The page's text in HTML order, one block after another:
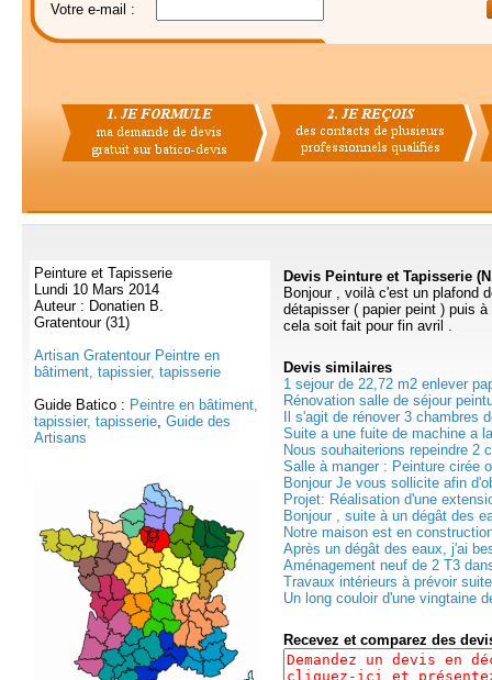
Votre e-mail :
Peinture et Tapisserie
Lundi 10 Mars 2014
Auteur : Donatien B.
Gratentour (31)
Artisan Gratentour Peintre en
bâtiment, tapissier, tapisserie
Guide Batico : Peintre en bâtiment,
tapissier, tapisserie, Guide des
Artisans
Devis Peinture et Tapisserie
Bonjour , voilà c'est un plafond
détapisser ( papier peint ) puis
cela soit fait pour fin avril .
Devis similaires
1 sejour de 22,72 m2 enlever
Rénovation salle de séjour
Il s'agit de rénover 3 chambres
Suite a une fuite de machine a
Nous souhaiterions repeindre 2
Salle à manger : Peinture cirée
Bonjour Je vous sollicite afin
Projet: Réalisation d'une
Bonjour , suite à un dégât des
Notre maison est en
Après un dégât des eaux, j'ai
Aménagement neuf de 2 T3
Travaux intérieurs à prévoir
Un long couloir d'une vingtaine
Recevez et comparez des